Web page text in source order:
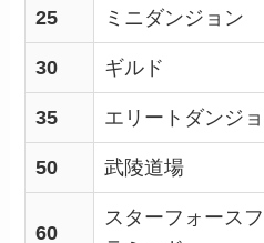
25 ミニダンジョン
30 ギルド
35 エリートダンジ
50 武陵道場
60
スターフォース